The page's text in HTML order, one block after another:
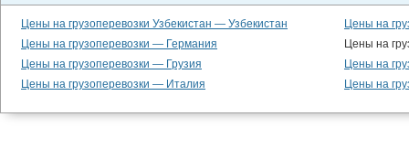
Цены на грузоперевозки Узбекистан — Узбекистан
Цены на
Цены на грузоперевозки — Германия
Цены на
Цены на грузоперевозки — Грузия
Цены на
Цены на грузоперевозки — Италия
Цены на